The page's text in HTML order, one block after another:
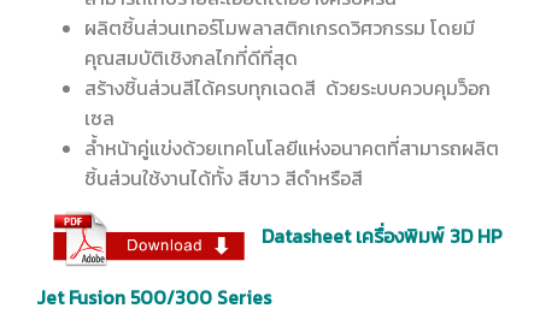
ผลิตชิ้นส่วนเทอร์โมพลาสติกเกรดวิศวกรรม โดยมี
คุณสมบัติเชิงกลไกที่ดีที่สุด
สร้างชิ้นส่วนสีได้ครบทุกเฉดสี ด้วยระบบควบคุมว็อก
เซล
ล้ำหน้าคู่แข่งด้วยเทคโนโลยีแห่งอนาคตที่สามารถผลิต
ชิ้นส่วนใช้งานได้ทั้ง สีขาว สีดำหรือสี
Datasheet เครื่องพิมพ์ 3D HP
Jet Fusion 500/300 Series